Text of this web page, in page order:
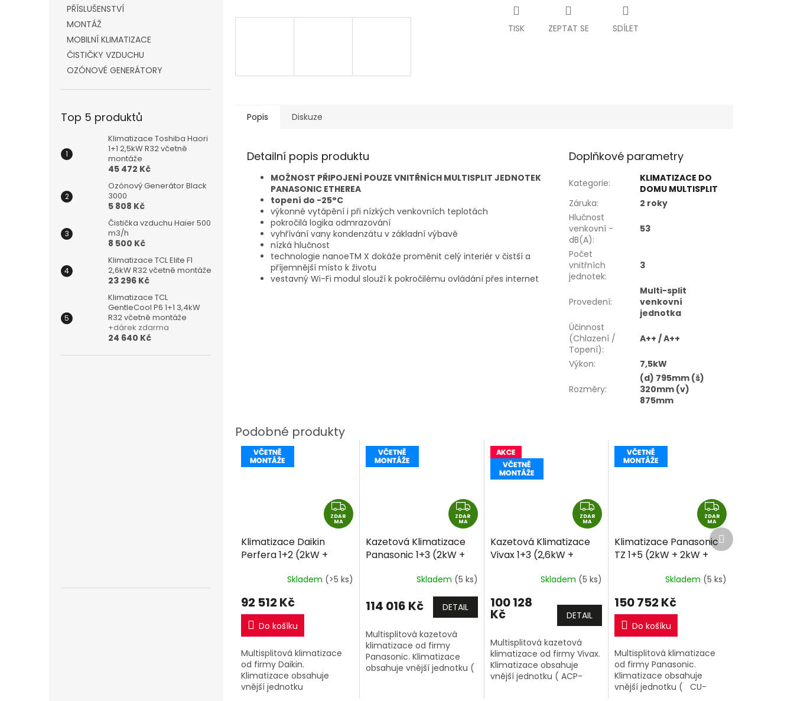
PŘÍSLUŠENSTVÍ
MONTÁŽ
MOBILNÍ KLIMATIZACE
ČISTIČKY VZDUCHU
OZÓNOVÉ GENERÁTORY
Top 5 produktů
Klimatizace Toshiba Haori
1+1 2,5kW R32 včetně
montáže
45 472 Kč
Ozónový Generátor Black
3000
5 808 Kč
Čistička vzduchu Haier 500
m3/h
8 500 Kč
Klimatizace TCL Elite F1
2,6kW R32 včetně montáže
23 296 Kč
Klimatizace TCL
GentleCool P6 1+1 3,4kW
R32 včetně montáže
+dárek zdarma
24 640 Kč
TISK ZEPTAT SE SDÍLET
Popis Diskuze
Detailní popis produktu
MOŽNOST PŘIPOJENÍ POUZE VNITŘNÍCH MULTISPLIT JEDNOTEK
PANASONIC ETHEREA
topení do -25°C
výkonné vytápění i při nízkých venkovních teplotách
pokročilá logika odmrazování
vyhřívání vany kondenzátu v základní výbavě
nízká hlučnost
technologie nanoeTM X dokáže proměnit celý interiér v čistší a
příjemnější místo k životu
vestavný Wi-Fi modul slouží k pokročilému ovládání přes internet
Doplňkové parametry
Kategorie:
KLIMATIZACE DO
DOMU MULTISPLIT
Záruka:
2 roky
Hlučnost
venkovní -
dB(A):
53
Počet
vnitřních
jednotek:
3
Provedení:
Multi-split
venkovní
jednotka
Účinnost
(Chlazení /
Topení):
A++ / A++
Výkon: 7,5kW
Rozměry:
(d) 795mm (š)
320mm (v)
875mm
Z
D
A
ZDAR
MA
Klimatizace Daikin
Perfera 1+2 (2kW +
včetně montáže
Skladem (>5 ks)
92 512 Kč
Do košíku
Multisplitová klimatizace
od firmy Daikin.
Klimatizace obsahuje
vnější jednotku
Z
D
A
ZDAR
MA
Kazetová Klimatizace
Panasonic 1+3 (2kW +
R32 včetně montáže
Skladem (5 ks)
114 016 Kč DETAIL
Multisplitová kazetová
klimatizace od firmy
Panasonic. Klimatizace
obsahuje vnější jednotku (
Z
D
A
ZDAR
MA
Kazetová Klimatizace
Vivax 1+3 (2,6kW +
split R32 včetně
zdarma
Skladem (5 ks)
100 128
Kč DETAIL
Multisplitová kazetová
klimatizace od firmy Vivax.
Klimatizace obsahuje
vnější jednotku ( ACP-
Z
D
A
R
A
ZDAR
MA
Klimatizace Panasonic
TZ 1+5 (2kW + 2kW +
Multi-split R32 včetně
Skladem (5 ks)
150 752 Kč
Do košíku
Multisplitová klimatizace
od firmy Panasonic.
Klimatizace obsahuje
vnější jednotku ( CU-
Další
produkt